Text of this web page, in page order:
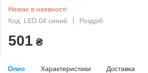
Немає в наявності
Код: LED 04 синий
Роздріб
501 ₴
Опис Характеристики Доставка